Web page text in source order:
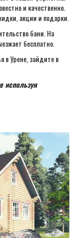
и качественно.
акции и подарки.
бани. На
бесплатно.
в Урене, зайдите в
используя